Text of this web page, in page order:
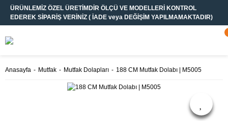
ÜRÜNLEMİZ ÖZEL ÜRETİMDİR ÖLÇÜ VE MODELLERİ KONTROL
EDEREK SİPARİŞ VERİNİZ ( İADE veya DEĞİŞİM YAPILMAMAKTADIR)
Anasayfa Mutfak Mutfak Dolapları 188 CM Mutfak Dolabı | M5005